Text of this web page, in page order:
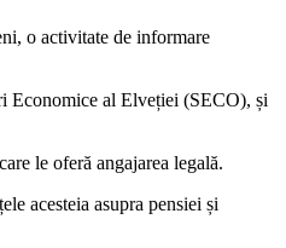
o activitate de informare
Economice al Elveției (SECO), și
le oferă angaja­rea legală.
acesteia asupra pensiei și